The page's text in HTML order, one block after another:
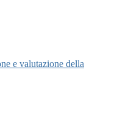
e valutazione della